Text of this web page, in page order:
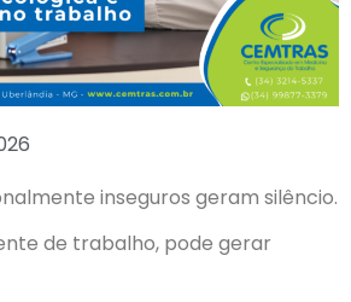
inseguros geram silêncio.
de trabalho, pode gerar